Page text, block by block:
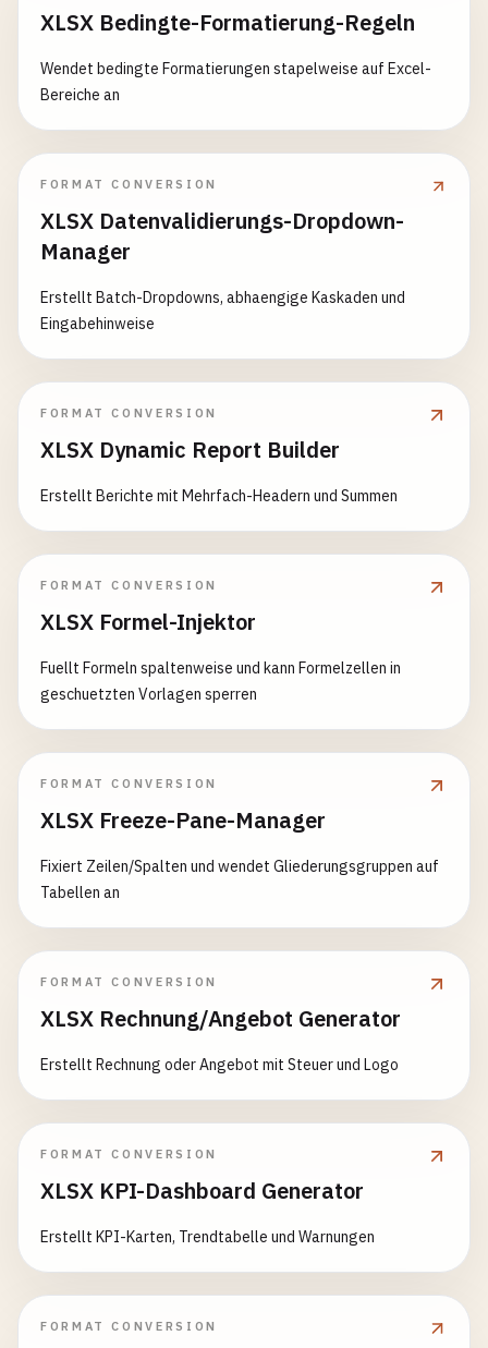
XLSX Bedingte-Formatierung-Regeln
Wendet bedingte Formatierungen stapelweise auf Excel-
Bereiche an
FORMAT CONVERSION
XLSX Datenvalidierungs-Dropdown-
Manager
Erstellt Batch-Dropdowns, abhaengige Kaskaden und
Eingabehinweise
FORMAT CONVERSION
XLSX Dynamic Report Builder
Erstellt Berichte mit Mehrfach-Headern und Summen
FORMAT CONVERSION
XLSX Formel-Injektor
Fuellt Formeln spaltenweise und kann Formelzellen in
geschuetzten Vorlagen sperren
FORMAT CONVERSION
XLSX Freeze-Pane-Manager
Fixiert Zeilen/Spalten und wendet Gliederungsgruppen auf
Tabellen an
FORMAT CONVERSION
XLSX Rechnung/Angebot Generator
Erstellt Rechnung oder Angebot mit Steuer und Logo
FORMAT CONVERSION
XLSX KPI-Dashboard Generator
Erstellt KPI-Karten, Trendtabelle und Warnungen
FORMAT CONVERSION